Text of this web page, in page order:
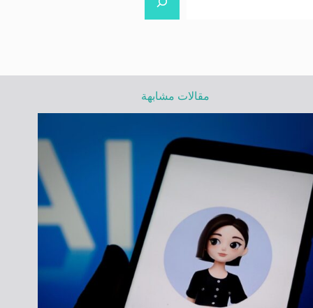
مقالات مشابهة